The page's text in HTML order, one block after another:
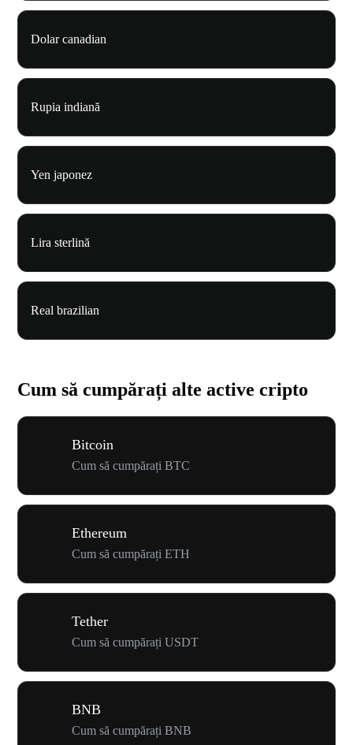
Dolar canadian
Rupia indiană
Yen japonez
Lira sterlină
Real brazilian
Cum să cumpărați alte active cripto
Bitcoin
Cum să cumpărați BTC
Ethereum
Cum să cumpărați ETH
Tether
Cum să cumpărați USDT
BNB
Cum să cumpărați BNB